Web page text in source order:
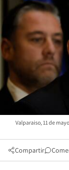
Valparaiso, 11 de
Compartir